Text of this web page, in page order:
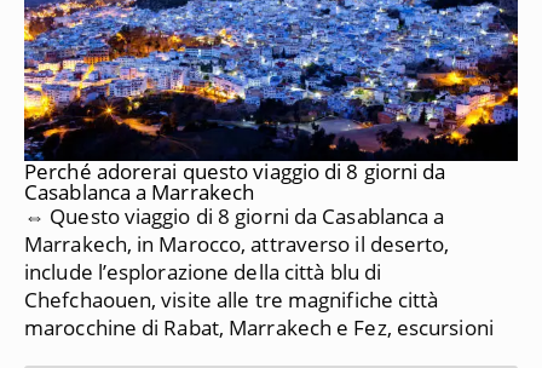
Perché adorerai questo viaggio di 8 giorni da
Casablanca a Marrakech
⇔ Questo viaggio di 8 giorni da Casablanca a
Marrakech, in Marocco, attraverso il deserto,
include l’esplorazione della città blu di
Chefchaouen, visite alle tre magnifiche città
marocchine di Rabat, Marrakech e Fez, escursioni